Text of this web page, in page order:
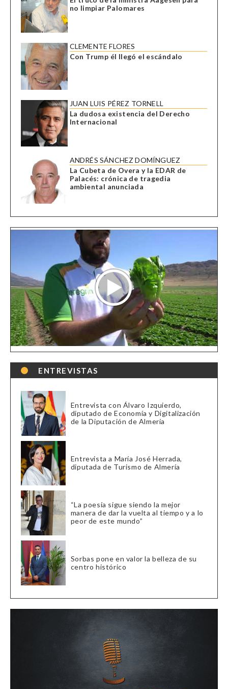
no limpiar Palomares
CLEMENTE FLORES
Con Trump él llegó el escándalo
JUAN LUIS PÉREZ TORNELL
La dudosa existencia del Derecho
Internacional
ANDRÉS SÁNCHEZ DOMÍNGUEZ
La Cubeta de Overa y la EDAR de
Palacés: crónica de tragedia
ambiental anunciada
ENTREVISTAS
Entrevista con Álvaro Izquierdo,
diputado de Economía y Digitalización
de la Diputación de Almería
Entrevista a María José Herrada,
diputada de Turismo de Almería
“La poesía sigue siendo la mejor
manera de dar la vuelta al tiempo y a lo
peor de este mundo”
Sorbas pone en valor la belleza de su
centro histórico